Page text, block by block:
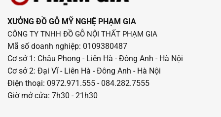
XƯỞNG ĐỒ GỖ MỸ NGHỆ PHẠM GIA
CÔNG TY TNHH ĐỒ GỖ NỘI THẤT PHẠM GIA
Mã số doanh nghiệp: 0109380487
Cơ sở 1: Châu Phong - Liên Hà - Đông Anh - Hà Nội
Cơ sở 2: Đại Vĩ - Liên Hà - Đông Anh - Hà Nội
Điện thoại: 0972.971.555 - 084.282.7555
Giờ mở cửa: 7h30 - 21h30